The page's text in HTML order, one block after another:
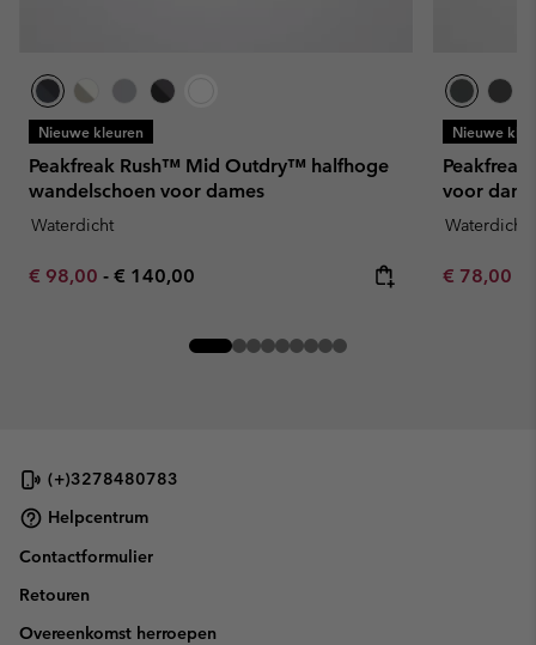
Nieuwe kleuren
Peakfreak Rush™ Mid Outdry™ halfhoge
wandelschoen voor dames
Waterdicht
Minimum sale price:
€ 98,00 - Maximum price:
€ 140,00
Nieuwe
voor
Waterdicht
Minimum
€ 78,00
(+)3278480783
Helpcentrum
Contactformulier
Retouren
Overeenkomst herroepen